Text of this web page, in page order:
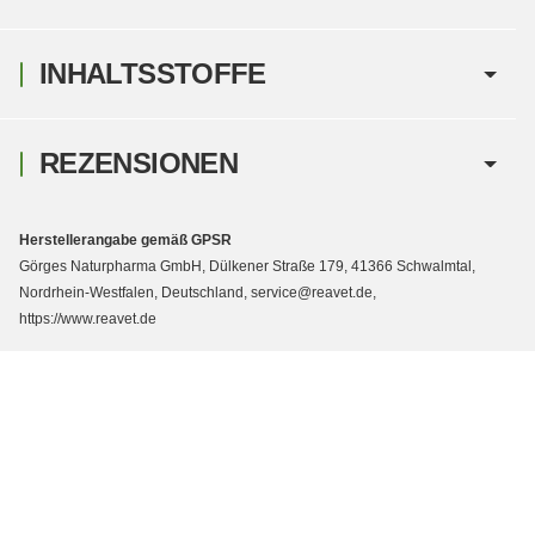
INHALTSSTOFFE
REZENSIONEN
Herstellerangabe gemäß GPSR
Görges Naturpharma GmbH, Dülkener Straße 179, 41366 Schwalmtal,
Nordrhein-Westfalen, Deutschland, service@reavet.de,
https://www.reavet.de